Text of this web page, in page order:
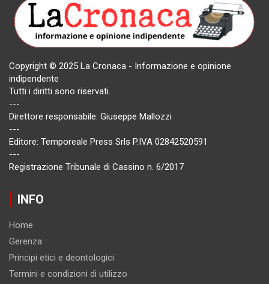
Copyright © 2025 La Cronaca - Informazione e opinione
indipendente
Tutti i diritti sono riservati.
---
Direttore responsabile: Giuseppe Mallozzi
---
Editore: Temporeale Press Srls P.IVA 02842520591
---
Registrazione Tribunale di Cassino n. 6/2017
INFO
Home
Gerenza
Principi etici e deontologici
Termini e condizioni di utilizzo